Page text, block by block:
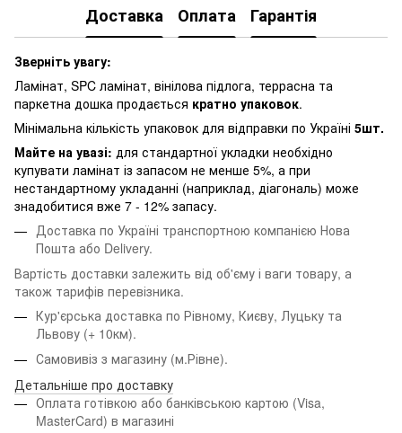
Доставка Оплата Гарантія
Зверніть увагу:
Ламінат, SPC ламінат, вінілова підлога, террасна та
паркетна дошка продається кратно упаковок.
Мінімальна кількість упаковок для відправки по Україні 5шт.
Майте на увазі: для стандартної укладки необхідно
купувати ламінат із запасом не менше 5%, а при
нестандартному укладанні (наприклад, діагональ) може
знадобитися вже 7 - 12% запасу.
Доставка по Україні транспортною компанією Нова
Пошта або Delivery.
Вартість доставки залежить від об'єму і ваги товару, а
також тарифів перевізника.
Кур'єрська доставка по Рівному, Києву, Луцьку та
Львову (+ 10км).
Самовивіз з магазину (м.Рівне).
Детальніше про доставку
Оплата готівкою або банківською картою (Visa,
MasterCard) в магазині